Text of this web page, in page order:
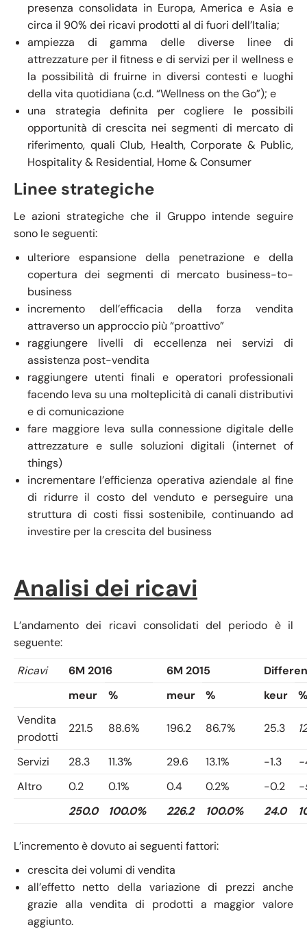
presenza consolidata in Europa, America e Asia e
circa il 90% dei ricavi prodotti al di fuori dell’Italia;
ampiezza di gamma delle diverse linee di
attrezzature per il fitness e di servizi per il wellness e
la possibilità di fruirne in diversi contesti e luoghi
della vita quotidiana (c.d. “Wellness on the Go”); e
una strategia definita per cogliere le possibili
opportunità di crescita nei segmenti di mercato di
riferimento, quali Club, Health, Corporate & Public,
Hospitality & Residential, Home & Consumer
Linee strategiche
Le azioni strategiche che il Gruppo intende seguire
sono le seguenti:
ulteriore espansione della penetrazione e della
copertura dei segmenti di mercato business-to-
business
incremento dell’efficacia della forza vendita
attraverso un approccio più “proattivo”
raggiungere livelli di eccellenza nei servizi di
assistenza post-vendita
raggiungere utenti finali e operatori professionali
facendo leva su una molteplicità di canali distributivi
e di comunicazione
fare maggiore leva sulla connessione digitale delle
attrezzature e sulle soluzioni digitali (internet of
things)
incrementare l’efficienza operativa aziendale al fine
di ridurre il costo del venduto e perseguire una
struttura di costi fissi sostenibile, continuando ad
investire per la crescita del business
Analisi dei ricavi
L’andamento dei ricavi consolidati del periodo è il
seguente:
Ricavi
6M 2016 6M 2015
meur
% meur % keur
%
Vendita
prodotti
221.5 88.6% 196.2 86.7% 25.3
Servizi 28.3 11.3% 29.6 13.1% -1.3
-
Altro
0.2 0.1% 0.4 0.2% -0.2
-
250.0
100.0% 226.2 100.0% 24.0
L’incremento è dovuto ai seguenti fattori:
crescita dei volumi di vendita
all’effetto netto della variazione di prezzi anche
grazie alla vendita di prodotti a maggior valore
aggiunto.